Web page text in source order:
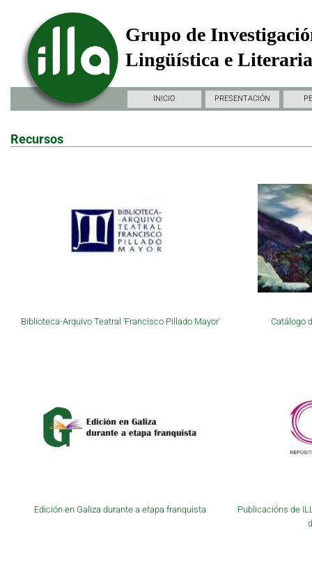
Grupo de
Lingüística e
INICIO PRESENTACIÓN
Recursos
Biblioteca-Arquivo Teatral 'Francisco Pillado Mayor' Catálogo
Edición en Galiza durante a etapa franquista
Publicacións de